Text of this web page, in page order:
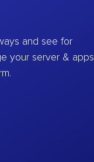
and see for
your server & apps